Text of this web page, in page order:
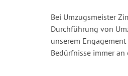
Bei Umzugsmeister
Durchführung von
unserem
Bedürfnisse immer